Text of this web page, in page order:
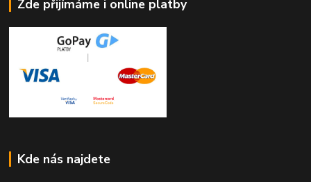
Zde přijímáme i online platby
Kde nás najdete